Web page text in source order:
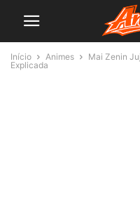
Início Animes
Mai Zenin
Explicada